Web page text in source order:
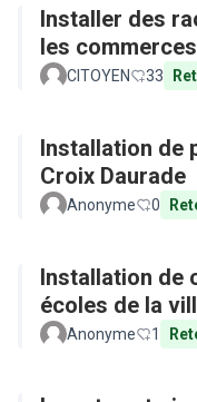
Installer des
les
CITOYEN 33
Installation de
Croix Daurade
Anonyme 0
Installation de
écoles de la
Anonyme 1